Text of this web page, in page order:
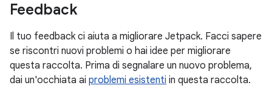
Feedback
Il tuo feedback ci aiuta a migliorare Jetpack. Facci sapere
se riscontri nuovi problemi o hai idee per migliorare
questa raccolta. Prima di segnalare un nuovo problema,
dai un'occhiata ai problemi esistenti in questa raccolta.